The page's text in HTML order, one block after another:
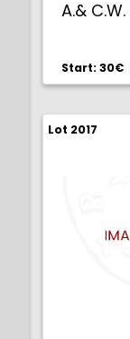
A.&
Start: 30€
Lot 2017